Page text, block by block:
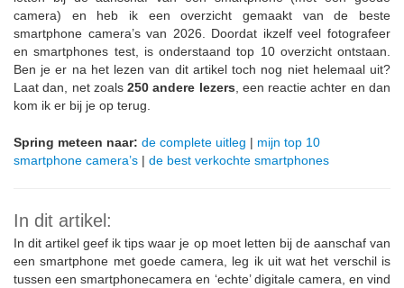
camera) en heb ik een overzicht gemaakt van de beste
smartphone camera’s van 2026. Doordat ikzelf veel fotografeer
en smartphones test, is onderstaand top 10 overzicht ontstaan.
Ben je er na het lezen van dit artikel toch nog niet helemaal uit?
Laat dan, net zoals250 andere lezers , een reactie achter en dan
kom ik er bij je op terug.
Spring meteen naar: de complete uitleg | mijn top 10
smartphone camera’s | de best verkochte smartphones
In dit artikel:
In dit artikel geef ik tips waar je op moet letten bij de aanschaf van
een smartphone met goede camera, leg ik uit wat het verschil is
tussen een smartphonecamera en ‘echte’ digitale camera, en vind